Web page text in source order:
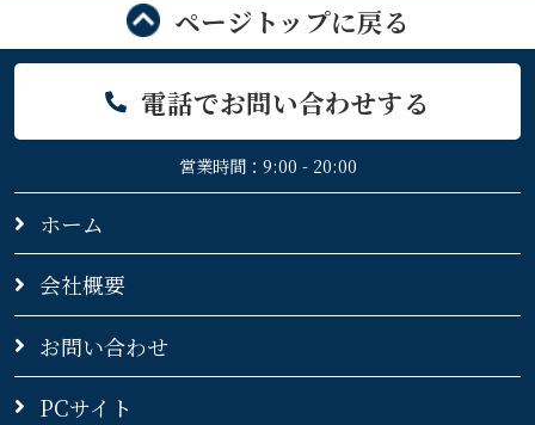
ページトップに戻る
電話でお問い合わせする
営業時間：9:00 - 20:00
ホーム
会社概要
お問い合わせ
PCサイト